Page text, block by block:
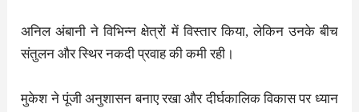
अनिल अंबानी ने विभिन्न क्षेत्रों में विस्तार किया, लेकिन उनके बीच
संतुलन और स्थिर नकदी प्रवाह की कमी रही।
मुकेश ने पूंजी अनुशासन बनाए रखा और दीर्घकालिक विकास पर ध्यान